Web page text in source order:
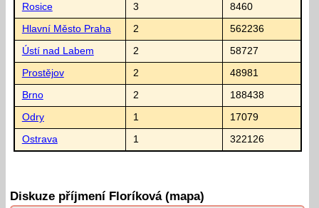
Rosice 3 8460
Hlavní Město Praha 2 562236
Ústí nad Labem 2 58727
Prostějov 2 48981
Brno 2 188438
Odry 1 17079
Ostrava 1 322126
Diskuze příjmení Floríková (mapa)